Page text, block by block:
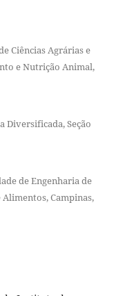
Ciências Agrárias e
e Nutrição Animal,
Diversificada, Seção
de Engenharia de
Campinas,